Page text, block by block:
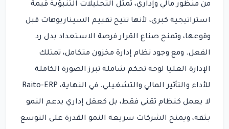
من منظور مالي وإداري، تمثل التحليلات التنبؤية قيمة
استراتيجية كبرى، لأنها تتيح تقييم السيناريوهات قبل
وقوعها، وتمنح صناع القرار فرصة الاستعداد بدل رد
الفعل. ومع وجود نظام إدارة مخزون متكامل، تمتلك
الإدارة العليا لوحة تحكم شاملة تبرز الصورة الكاملة
للأداء والتأثير المالي والتشغيلي. في النهاية، Raito-ERP
لا يعمل كنظام تقني فقط، بل كعقل إداري يدعم النمو
بثقة، ويمنح الشركات سريعة النمو القدرة على التوسع